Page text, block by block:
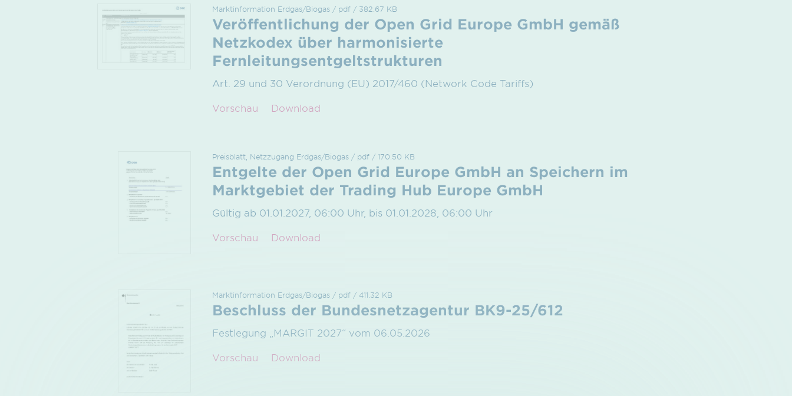
Marktinformation Erdgas/Biogas / pdf / 382.67 KB
Veröffentlichung der Open Grid Europe GmbH gemäß
Netzkodex über harmonisierte
Fernleitungsentgeltstrukturen
Art. 29 und 30 Verordnung (EU) 2017/460 (Network Code Tariffs)
Vorschau Download
Preisblatt, Netzzugang Erdgas/Biogas / pdf / 170.50 KB
Entgelte der Open Grid Europe GmbH an Speichern im
Marktgebiet der Trading Hub Europe GmbH
Gültig ab 01.01.2027, 06:00 Uhr, bis 01.01.2028, 06:00 Uhr
Vorschau Download
Marktinformation Erdgas/Biogas / pdf / 411.32 KB
Beschluss der Bundesnetzagentur BK9-25/612
Festlegung „MARGIT 2027“ vom 06.05.2026
Vorschau Download